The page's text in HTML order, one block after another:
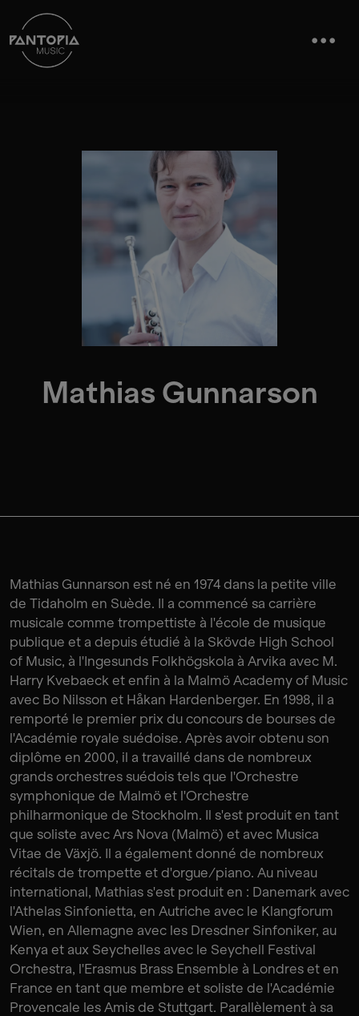
Mathias Gunnarson
Mathias Gunnarson est né en 1974 dans la petite ville
de Tidaholm en Suède. Il a commencé sa carrière
musicale comme trompettiste à l'école de musique
publique et a depuis étudié à la Skövde High School
of Music, à l'Ingesunds Folkhögskola à Arvika avec M.
Harry Kvebaeck et enfin à la Malmö Academy of Music
avec Bo Nilsson et Håkan Hardenberger. En 1998, il a
remporté le premier prix du concours de bourses de
l'Académie royale suédoise. Après avoir obtenu son
diplôme en 2000, il a travaillé dans de nombreux
grands orchestres suédois tels que l'Orchestre
symphonique de Malmö et l'Orchestre
philharmonique de Stockholm. Il s'est produit en tant
que soliste avec Ars Nova (Malmö) et avec Musica
Vitae de Växjö. Il a également donné de nombreux
récitals de trompette et d'orgue/piano. Au niveau
international, Mathias s'est produit en : Danemark avec
l'Athelas Sinfonietta, en Autriche avec le Klangforum
Wien, en Allemagne avec les Dresdner Sinfoniker, au
Kenya et aux Seychelles avec le Seychell Festival
Orchestra, l'Erasmus Brass Ensemble à Londres et en
France en tant que membre et soliste de l'Académie
Provencale les Amis de Stuttgart. Parallèlement à sa